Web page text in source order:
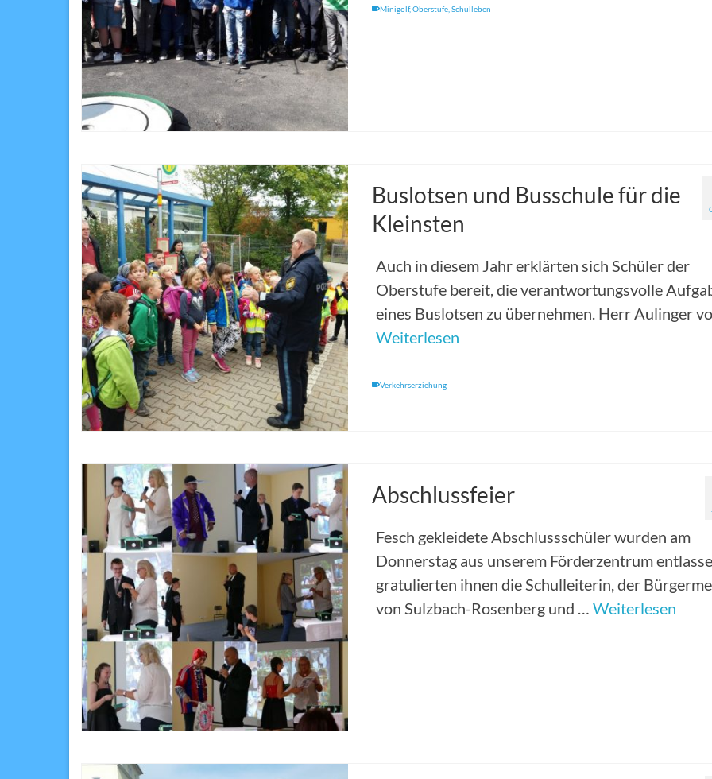
Minigolf,Oberstufe,Schulleben
Buslotsen und Busschule für die
Kleinsten
Auch in diesem Jahr erklärten sich Schüler der
Oberstufe bereit, die verantwortungsvolle
eines Buslotsen zu übernehmen. Herr Aulinger
Weiterlesen
Verkehrserziehung
Abschlussfeier
Fesch gekleidete Abschlussschüler wurden am
Donnerstag aus unserem Förderzentrum
gratulierten ihnen die Schulleiterin, der
von Sulzbach-Rosenberg und … Weiterlesen